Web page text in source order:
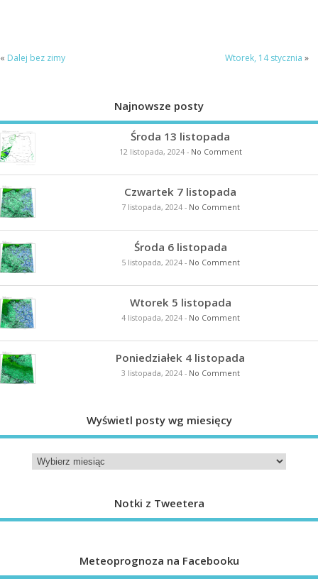
« Dalej bez zimy Wtorek, 14 stycznia »
Najnowsze posty
Środa 13 listopada
12 listopada, 2024- No Comment
Czwartek 7 listopada
7 listopada, 2024- No Comment
Środa 6 listopada
5 listopada, 2024- No Comment
Wtorek 5 listopada
4 listopada, 2024- No Comment
Poniedziałek 4 listopada
3 listopada, 2024- No Comment
Wyświetl posty wg miesięcy
Notki z Tweetera
Meteoprognoza na Facebooku